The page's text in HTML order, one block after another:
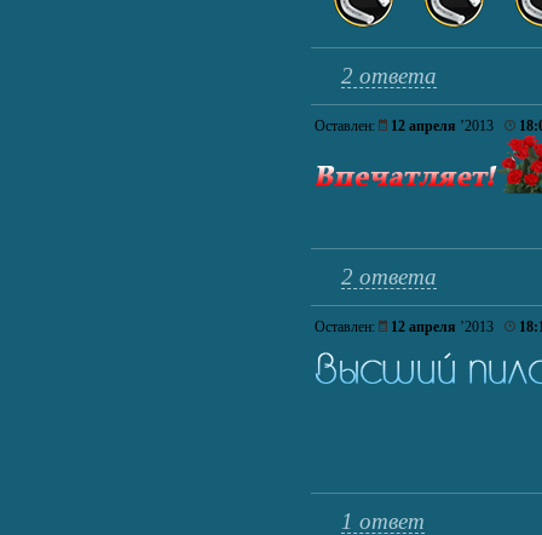
2 ответа
Оставлен: 12 апреля ’2013
2 ответа
Оставлен: 12 апреля ’2013
1 ответ